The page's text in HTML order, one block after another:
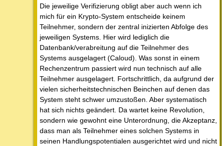
Die jeweilige Verifizierung obligt aber auch wenn ich
mich für ein Krypto-System entscheide keinem
Teilnehmer, sondern der zentral inizierten Abfolge des
jeweiligen Systems. Hier wird lediglich die
Datenbank/verabreitung auf die Teilnehmer des
Systems ausgelagert (Caloud). Was sonst in einem
Rechenzentrum passiert wird nun technisch auf alle
Teilnehmer ausgelagert. Fortschrittlich, da aufgrund der
vielen sicherheitstechnischen Beinchen auf denen das
System steht schwer umzustoßen. Aber systematisch
hat sich nichts geändert. Da wartet keine Revolution,
sondern wie gewohnt eine Unterordnung, die Akzeptanz,
dass man als Teilnehmer eines solchen Systems in
seinen Handlungspotentialen ausgerichtet wird und nicht